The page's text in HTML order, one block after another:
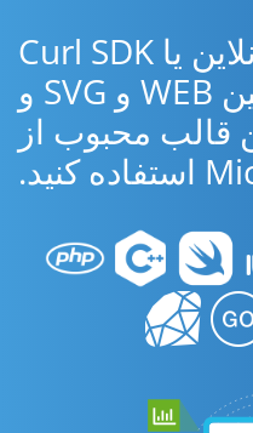
از برنامه رایگان آنلاین یا Curl SDK
برای تبدیل بین WEB و SVG و
قالب محبوب از